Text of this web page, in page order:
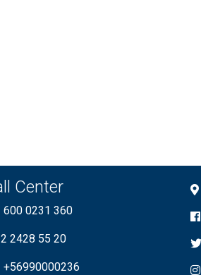
Center
600 0231 360
2 2428 55 20
+56990000236